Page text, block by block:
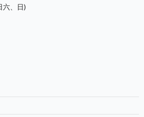
六、日)